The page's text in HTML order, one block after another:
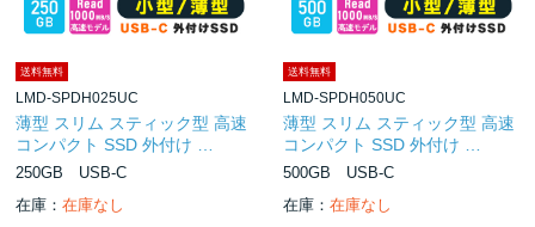
送料無料
LMD-SPDH025UC
薄型 スリム スティック型 高速
コンパクト SSD 外付け …
250GB USB-C
在庫：在庫なし
送料無料
LMD-SPDH050UC
薄型 スリム スティック型 高速
コンパクト SSD 外付け …
500GB USB-C
在庫：在庫なし